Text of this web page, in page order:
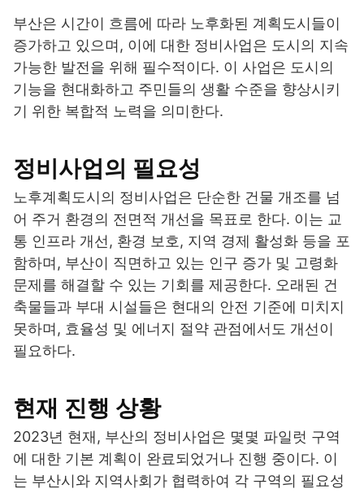
부산은 시간이 흐름에 따라 노후화된 계획도시들이
증가하고 있으며, 이에 대한 정비사업은 도시의 지속
가능한 발전을 위해 필수적이다. 이 사업은 도시의
기능을 현대화하고 주민들의 생활 수준을 향상시키
기 위한 복합적 노력을 의미한다.
정비사업의 필요성
노후계획도시의 정비사업은 단순한 건물 개조를 넘
어 주거 환경의 전면적 개선을 목표로 한다. 이는 교
통 인프라 개선, 환경 보호, 지역 경제 활성화 등을 포
함하며, 부산이 직면하고 있는 인구 증가 및 고령화
문제를 해결할 수 있는 기회를 제공한다. 오래된 건
축물들과 부대 시설들은 현대의 안전 기준에 미치지
못하며, 효율성 및 에너지 절약 관점에서도 개선이
필요하다.
현재 진행 상황
2023년 현재, 부산의 정비사업은 몇몇 파일럿 구역
에 대한 기본 계획이 완료되었거나 진행 중이다. 이
는 부산시와 지역사회가 협력하여 각 구역의 필요성